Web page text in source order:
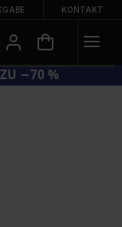
KONTAKT
SALE BIS ZU